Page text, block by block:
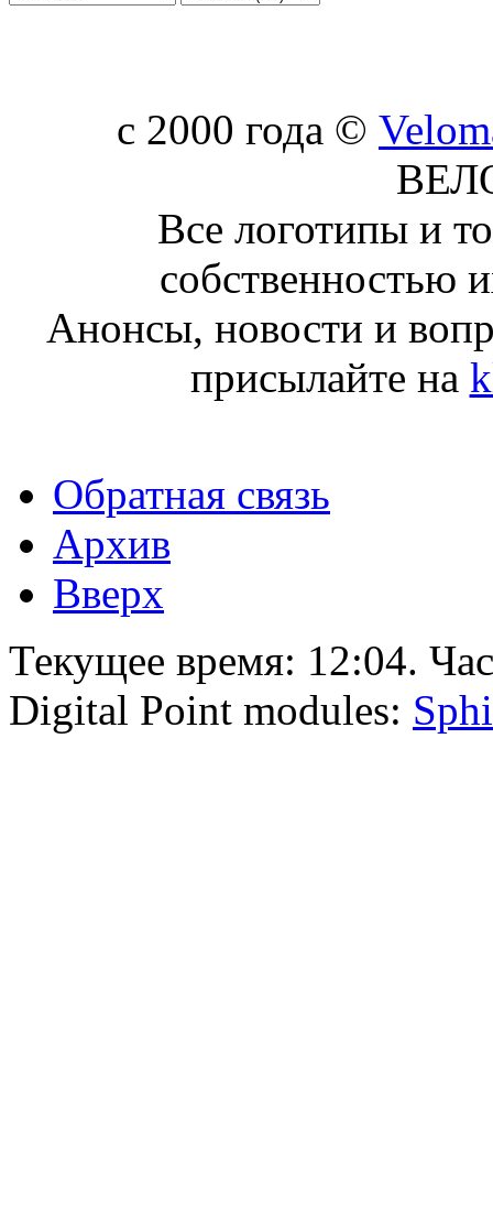
c 2000 года ©
Все логотипы и
собственностью
Анонсы, новости и
присылайте на
Обратная связь
Архив
Вверх
Текущее время: 12:04.
Digital Point modules: